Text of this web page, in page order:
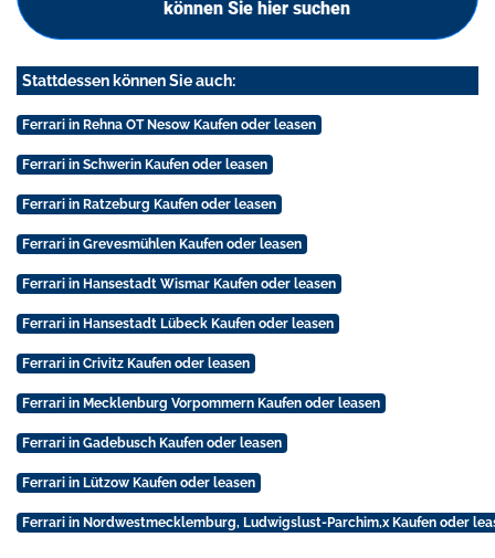
können Sie hier suchen
Stattdessen können Sie auch:
Ferrari in Rehna OT Nesow Kaufen oder leasen
Ferrari in Schwerin Kaufen oder leasen
Ferrari in Ratzeburg Kaufen oder leasen
Ferrari in Grevesmühlen Kaufen oder leasen
Ferrari in Hansestadt Wismar Kaufen oder leasen
Ferrari in Hansestadt Lübeck Kaufen oder leasen
Ferrari in Crivitz Kaufen oder leasen
Ferrari in Mecklenburg Vorpommern Kaufen oder leasen
Ferrari in Gadebusch Kaufen oder leasen
Ferrari in Lützow Kaufen oder leasen
Ferrari in Nordwestmecklemburg, Ludwigslust-Parchim,x Kaufen oder